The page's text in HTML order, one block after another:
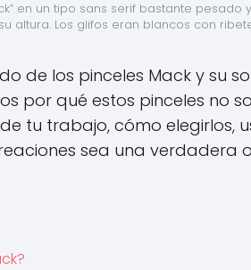
en un tipo sans serif bastante pesado
altura. Los glifos eran blancos con
de los pinceles Mack y su
por qué estos pinceles no
tu trabajo, cómo elegirlos,
sea una verdadera